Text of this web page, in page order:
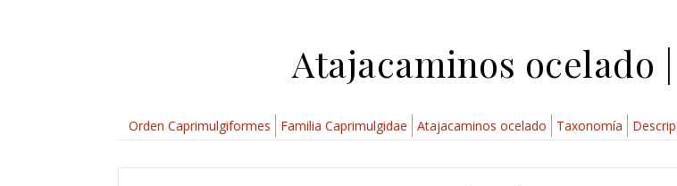
Atajacaminos ocelado
Orden Caprimulgiformes Familia Caprimulgidae Atajacaminos ocelado Taxonomía